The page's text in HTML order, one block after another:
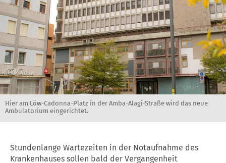
Hier am Löw-Cadonna-Platz in der Amba-Alagi-Straße wird das neue
Ambulatorium eingerichtet.
Stundenlange Wartezeiten in der Notaufnahme des
Krankenhauses sollen bald der Vergangenheit